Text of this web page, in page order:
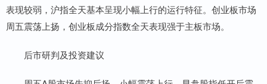
表现较弱，沪指全天基本呈现小幅上行的运行特征。创业板市场
周五震荡上扬，创业板成分指数全天表现强于主板市场。
后市研判及投资建议